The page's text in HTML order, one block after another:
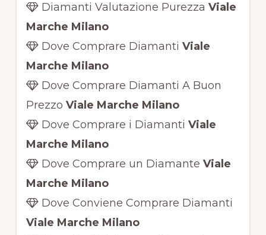
Diamanti Valutazione Purezza Viale
Marche Milano
Dove Comprare Diamanti Viale
Marche Milano
Dove Comprare Diamanti A Buon
Prezzo Viale Marche Milano
Dove Comprare i Diamanti Viale
Marche Milano
Dove Comprare un Diamante Viale
Marche Milano
Dove Conviene Comprare Diamanti
Viale Marche Milano